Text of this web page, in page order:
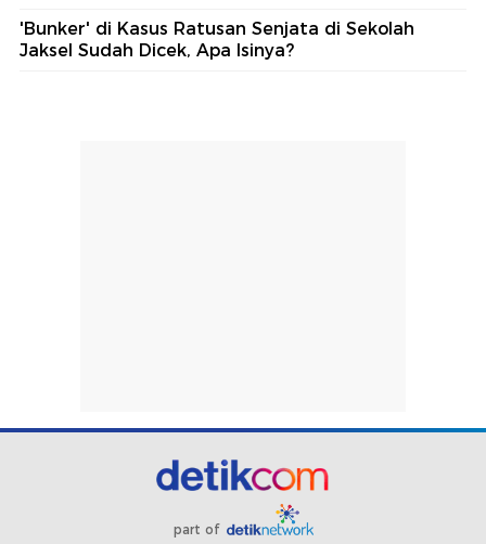
'Bunker' di Kasus Ratusan Senjata di Sekolah
Jaksel Sudah Dicek, Apa Isinya?
part of